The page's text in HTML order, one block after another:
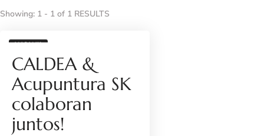
Showing: 1 - 1 of 1 RESULTS
WOW!!
CALDEA &
Acupuntura SK
colaboran
juntos!